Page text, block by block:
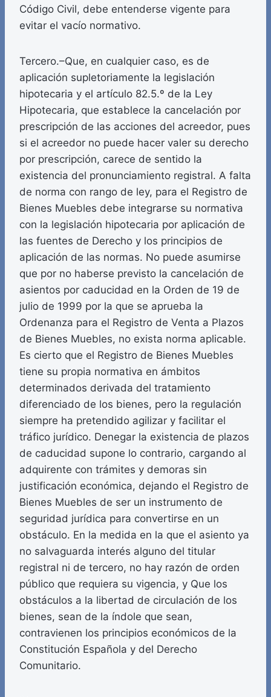
Código Civil, debe entenderse vigente para
evitar el vacío normativo.
Tercero.–Que, en cualquier caso, es de
aplicación supletoriamente la legislación
hipotecaria y el artículo 82.5.º de la Ley
Hipotecaria, que establece la cancelación por
prescripción de las acciones del acreedor, pues
si el acreedor no puede hacer valer su derecho
por prescripción, carece de sentido la
existencia del pronunciamiento registral. A falta
de norma con rango de ley, para el Registro de
Bienes Muebles debe integrarse su normativa
con la legislación hipotecaria por aplicación de
las fuentes de Derecho y los principios de
aplicación de las normas. No puede asumirse
que por no haberse previsto la cancelación de
asientos por caducidad en la Orden de 19 de
julio de 1999 por la que se aprueba la
Ordenanza para el Registro de Venta a Plazos
de Bienes Muebles, no exista norma aplicable.
Es cierto que el Registro de Bienes Muebles
tiene su propia normativa en ámbitos
determinados derivada del tratamiento
diferenciado de los bienes, pero la regulación
siempre ha pretendido agilizar y facilitar el
tráfico jurídico. Denegar la existencia de plazos
de caducidad supone lo contrario, cargando al
adquirente con trámites y demoras sin
justificación económica, dejando el Registro de
Bienes Muebles de ser un instrumento de
seguridad jurídica para convertirse en un
obstáculo. En la medida en la que el asiento ya
no salvaguarda interés alguno del titular
registral ni de tercero, no hay razón de orden
público que requiera su vigencia, y Que los
obstáculos a la libertad de circulación de los
bienes, sean de la índole que sean,
contravienen los principios económicos de la
Constitución Española y del Derecho
Comunitario.